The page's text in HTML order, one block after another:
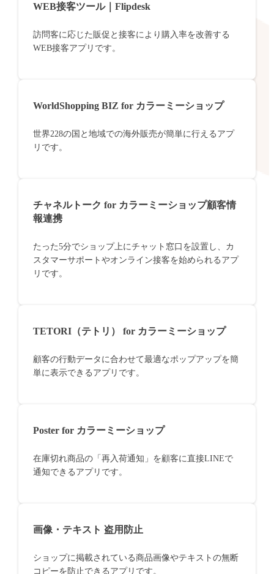
WEB接客ツール｜Flipdesk
訪問客に応じた販促と接客により購入率を改善する
WEB接客アプリです。
WorldShopping BIZ for カラーミーショップ
世界228の国と地域での海外販売が簡単に行えるアプ
リです。
チャネルトーク for カラーミーショップ顧客情
報連携
たった5分でショップ上にチャット窓口を設置し、カ
スタマーサポートやオンライン接客を始められるアプ
リです。
TETORI（テトリ） for カラーミーショップ
顧客の行動データに合わせて最適なポップアップを簡
単に表示できるアプリです。
Poster for カラーミーショップ
在庫切れ商品の「再入荷通知」を顧客に直接LINEで
通知できるアプリです。
画像・テキスト 盗用防止
ショップに掲載されている商品画像やテキストの無断
コピーを防止できるアプリです。